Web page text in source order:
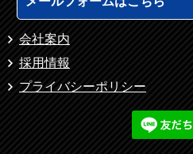
会社案内
採用情報
プライバシーポリシー